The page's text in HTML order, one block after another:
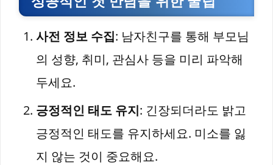
사전 정보 수집: 남자친구를 통해 부모님
의 성향, 취미, 관심사 등을 미리 파악해
두세요.
긍정적인 태도 유지: 긴장되더라도 밝고
긍정적인 태도를 유지하세요. 미소를 잃
지 않는 것이 중요해요.